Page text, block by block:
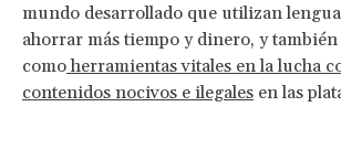
mundo desarrollado que utilizan
ahorrar más tiempo y dinero, y
comoherramientas vitales en la lucha
contenidos nocivos e ilegales en las